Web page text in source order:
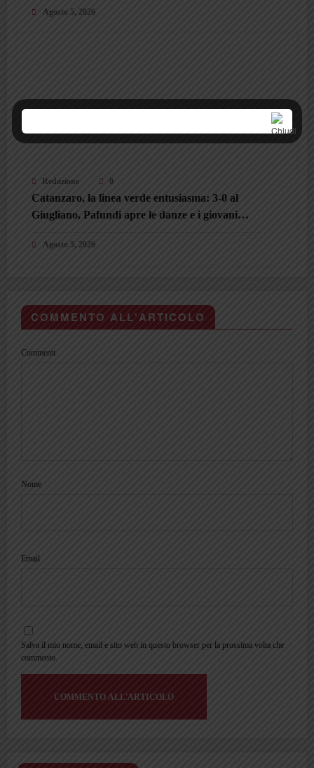
Agosto 5, 2026
Redazione 0
Catanzaro, la linea verde entusiasma: 3-0 al
Giugliano, Pafundi apre le danze e i giovani
Agosto 5, 2026
COMMENTO ALL'ARTICOLO
Commenti
Nome
Email
Salva il mio nome, email e sito web in questo browser per la prossima volta che
commento.